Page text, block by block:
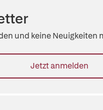
und keine Neuigkeiten
Jetzt anmelden